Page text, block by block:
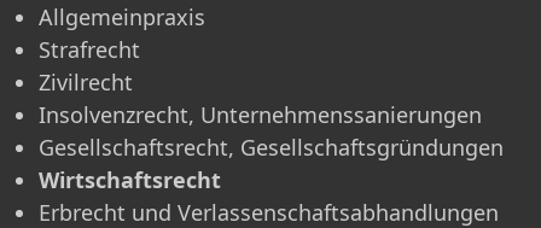
Allgemeinpraxis
Strafrecht
Zivilrecht
Insolvenzrecht, Unternehmenssanierungen
Gesellschaftsrecht, Gesellschaftsgründungen
Wirtschaftsrecht
Erbrecht und Verlassenschaftsabhandlungen